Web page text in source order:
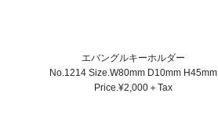
エバングルキーホルダー
No.1214 Size.W80mm D10mm H45mm
Price.¥2,000＋Tax